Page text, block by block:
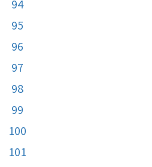
94
95
96
97
98
99
100
101